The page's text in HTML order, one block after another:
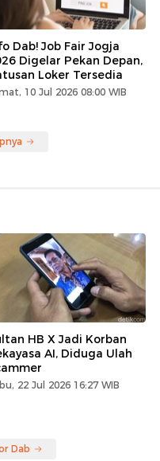
Dab! Job Fair Jogja
Digelar Pekan Depan,
Loker Tersedia
10 Jul 2026 08:00 WIB
HB X Jadi Korban
AI, Diduga Ulah
22 Jul 2026 16:27 WIB
Dab